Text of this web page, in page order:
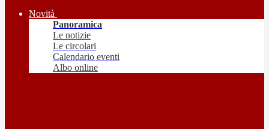
Novità
Panoramica
Le notizie
Le circolari
Calendario eventi
Albo online